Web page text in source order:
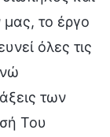
μας, το έργο
όλες τις
των
Του